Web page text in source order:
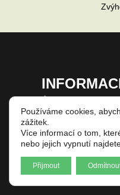
Zpět na web
Zásady ochrany
Obchodní podmínky
Showroom
O nás
Používáme cookies,
zážitek.
Více informací o tom,
nebo jejich vypnutí
Přijmout